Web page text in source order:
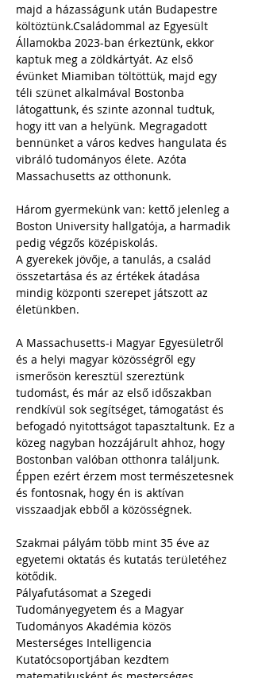
majd a házasságunk után Budapestre
költöztünk.Családommal az Egyesült
Államokba 2023-ban érkeztünk, ekkor
kaptuk meg a zöldkártyát. Az első
évünket Miamiban töltöttük, majd egy
téli szünet alkalmával Bostonba
látogattunk, és szinte azonnal tudtuk,
hogy itt van a helyünk. Megragadott
bennünket a város kedves hangulata és
vibráló tudományos élete. Azóta
Massachusetts az otthonunk.
Három gyermekünk van: kettő jelenleg a
Boston University hallgatója, a harmadik
pedig végzős középiskolás.
A gyerekek jövője, a tanulás, a család
összetartása és az értékek átadása
mindig központi szerepet játszott az
életünkben.
A Massachusetts-i Magyar Egyesületről
és a helyi magyar közösségről egy
ismerősön keresztül szereztünk
tudomást, és már az első időszakban
rendkívül sok segítséget, támogatást és
befogadó nyitottságot tapasztaltunk. Ez a
közeg nagyban hozzájárult ahhoz, hogy
Bostonban valóban otthonra találjunk.
Éppen ezért érzem most természetesnek
és fontosnak, hogy én is aktívan
visszaadjak ebből a közösségnek.
Szakmai pályám több mint 35 éve az
egyetemi oktatás és kutatás területéhez
kötődik.
Pályafutásomat a Szegedi
Tudományegyetem és a Magyar
Tudományos Akadémia közös
Mesterséges Intelligencia
Kutatócsoportjában kezdtem